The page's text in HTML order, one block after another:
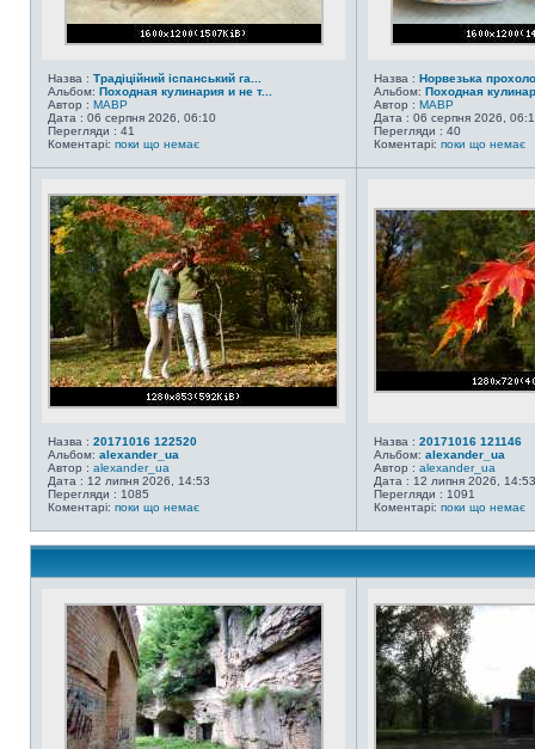
Назва : Традіційний іспанський га...
Альбом: Походная кулинария и не т...
Автор : MABP
Дата : 06 серпня 2026, 06:10
Перегляди : 41
Коментарі: поки що немає
Назва : Норвезька
Альбом: Походная
Автор : MABP
Дата : 06 серпня 2026,
Перегляди : 40
Коментарі: поки що немає
Назва : 20171016 122520
Альбом: alexander_ua
Автор : alexander_ua
Дата : 12 липня 2026, 14:53
Перегляди : 1085
Коментарі: поки що немає
Назва : 20171016 121146
Альбом: alexander_ua
Автор : alexander_ua
Дата : 12 липня 2026, 14:53
Перегляди : 1091
Коментарі: поки що немає